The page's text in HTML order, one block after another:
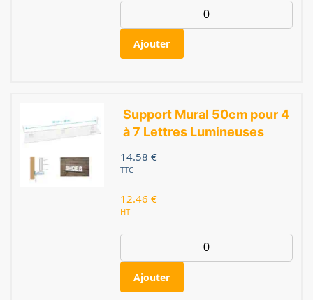
Ajouter
Support Mural 50cm pour 4
à 7 Lettres Lumineuses
14.58 €
TTC
12.46 €
HT
Ajouter